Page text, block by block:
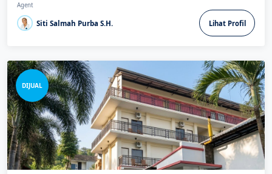
Agent
Siti Salmah Purba S.H. Lihat Profil
DIJUAL